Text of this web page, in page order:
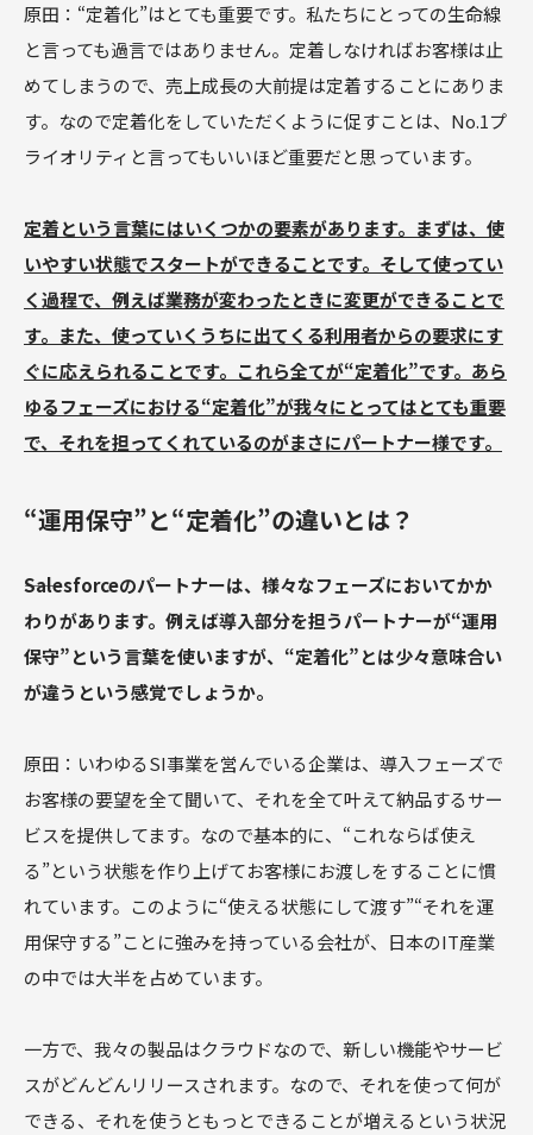
原田：“定着化”はとても重要です。私たちにとっての生命線
と言っても過言ではありません。定着しなければお客様は止
めてしまうので、売上成長の大前提は定着することにありま
す。なので定着化をしていただくように促すことは、No.1プ
ライオリティと言ってもいいほど重要だと思っています。
定着という言葉にはいくつかの要素があります。まずは、使
いやすい状態でスタートができることです。そして使ってい
く過程で、例えば業務が変わったときに変更ができることで
す。また、使っていくうちに出てくる利用者からの要求にす
ぐに応えられることです。これら全てが“定着化”です。あら
ゆるフェーズにおける“定着化”が我々にとってはとても重要
で、それを担ってくれているのがまさにパートナー様です。
“運用保守”と“定着化”の違いとは？
――Salesforceのパートナーは、様々なフェーズにおいてかか
わりがあります。例えば導入部分を担うパートナーが“運用
保守”という言葉を使いますが、“定着化”とは少々意味合い
が違うという感覚でしょうか。
原田：いわゆるSI事業を営んでいる企業は、導入フェーズで
お客様の要望を全て聞いて、それを全て叶えて納品するサー
ビスを提供してます。なので基本的に、“これならば使え
る”という状態を作り上げてお客様にお渡しをすることに慣
れています。このように“使える状態にして渡す”“それを運
用保守する”ことに強みを持っている会社が、日本のIT産業
の中では大半を占めています。
一方で、我々の製品はクラウドなので、新しい機能やサービ
スがどんどんリリースされます。なので、それを使って何が
できる、それを使うともっとできることが増えるという状況